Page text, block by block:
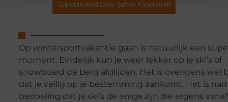
Gepubliceerd Door Safina Fanclub.nl
Op wintersportvakantie gaan is natuurlijk een
moment. Eindelijk kun je weer lekker op je ski’s of
snowboard de berg afglijden. Het is overigens wel
dat je veilig op je bestemming aankomt. Het is
bedoeling dat je ski’s de enige zijn die ergens